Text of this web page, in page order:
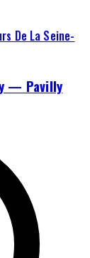
De La Seine-
— Pavilly